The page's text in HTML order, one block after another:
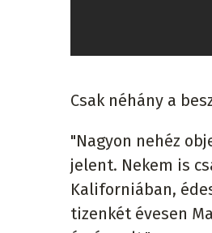
Csak néhány a
"Nagyon nehéz
jelent. Nekem is
Kaliforniában,
tizenkét évesen